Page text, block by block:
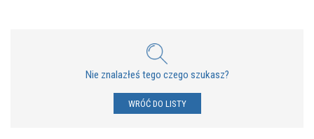
Nie znalazłeś tego czego szukasz?
WRÓĆ DO LISTY